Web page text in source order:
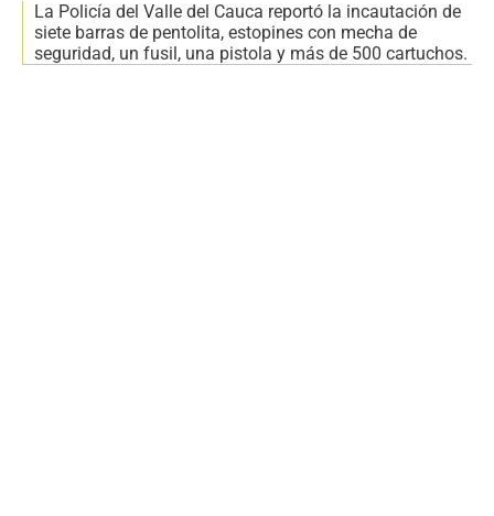
La Policía del Valle del Cauca reportó la incautación de
siete barras de pentolita, estopines con mecha de
seguridad, un fusil, una pistola y más de 500 cartuchos.